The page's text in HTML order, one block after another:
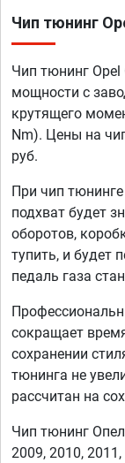
Чип тюнинг
Чип тюнинг Opel
мощности с
крутящего
Nm). Цены на
руб.
При чип
подхват будет
оборотов,
тупить, и будет
педаль газа
сокращает
сохранении
тюнинга не
рассчитан на
Чип тюнинг
2009, 2010,